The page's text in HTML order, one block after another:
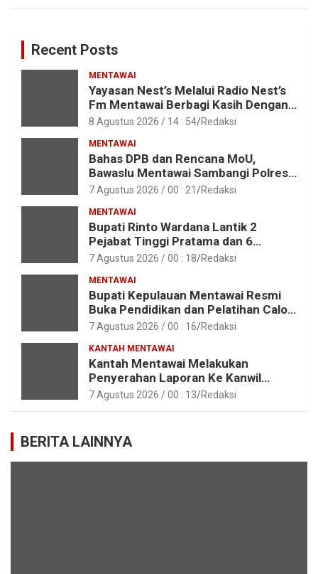
Recent Posts
MENTAWAI
Yayasan Nest’s Melalui Radio Nest’s
Fm Mentawai Berbagi Kasih Dengan
Anak – Anak Asrama SMAN 2 Sipora
8 Agustus 2026 / 14 : 54 Redaksi
MENTAWAI
Bahas DPB dan Rencana MoU,
Bawaslu Mentawai Sambangi Polres
Mentawai
7 Agustus 2026 / 00 : 21 Redaksi
MENTAWAI
Bupati Rinto Wardana Lantik 2
Pejabat Tinggi Pratama dan 6
Pejabat Fungsional di Lingkungan
7 Agustus 2026 / 00 : 18 Redaksi
MENTAWAI
Bupati Kepulauan Mentawai Resmi
Buka Pendidikan dan Pelatihan Calon
Paskibraka Tahun 2026
7 Agustus 2026 / 00 : 16 Redaksi
KANTAH MENTAWAI
Kantah Mentawai Melakukan
Penyerahan Laporan Ke Kanwil
Kemen ATR/BPN RI Sumbar
7 Agustus 2026 / 00 : 13 Redaksi
BERITA LAINNYA